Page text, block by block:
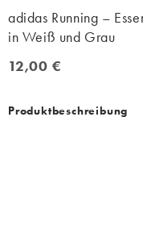
adidas Running –
in Weiß und Grau
12,00 €
12,00 €
Produktbeschreibung